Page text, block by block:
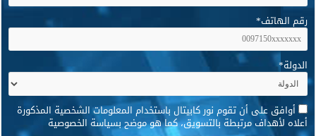
رقم الهاتف*
الدولة*
* أوافق على أن تقوم نور كابيتال باستخدام المعلومات الشخصية المذكورة
أعلاه لأهداف مرتبطة بالتسويق، كما هو موضح بسياسة الخصوصية